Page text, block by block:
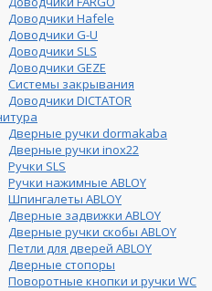
Доводчики Hafele
Доводчики G-U
Доводчики SLS
Доводчики GEZE
Cистемы закрывания
Доводчики DICTATOR
Дверные ручки dormakaba
Дверные ручки inox22
Ручки SLS
Ручки нажимные ABLOY
Шпингалеты ABLOY
Дверные задвижки ABLOY
Дверные ручки скобы ABLOY
Петли для дверей ABLOY
Дверные стопоры
Поворотные кнопки и ручки WC